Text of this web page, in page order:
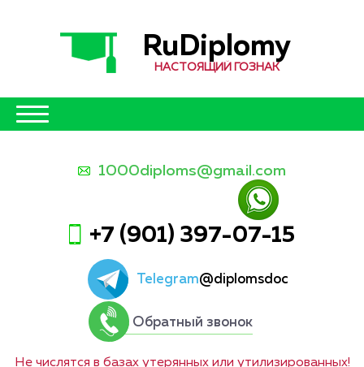
RuDiplomy
НАСТОЯЩИЙ ГОЗНАК
1000diploms@gmail.com
+7 (901) 397-07-15
Telegram@diplomsdoc
Обратный звонок
Не числятся в базах утерянных или утилизированных!